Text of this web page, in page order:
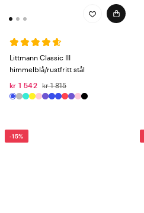
Littmann Classic III
himmelblå/rustfritt stål
kr 1 542 kr 1 815
-15%